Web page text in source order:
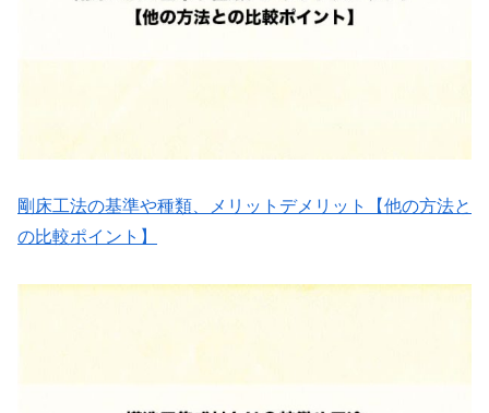
剛床工法の基準や種類、メリットデメリット【他の方法と
の比較ポイント】